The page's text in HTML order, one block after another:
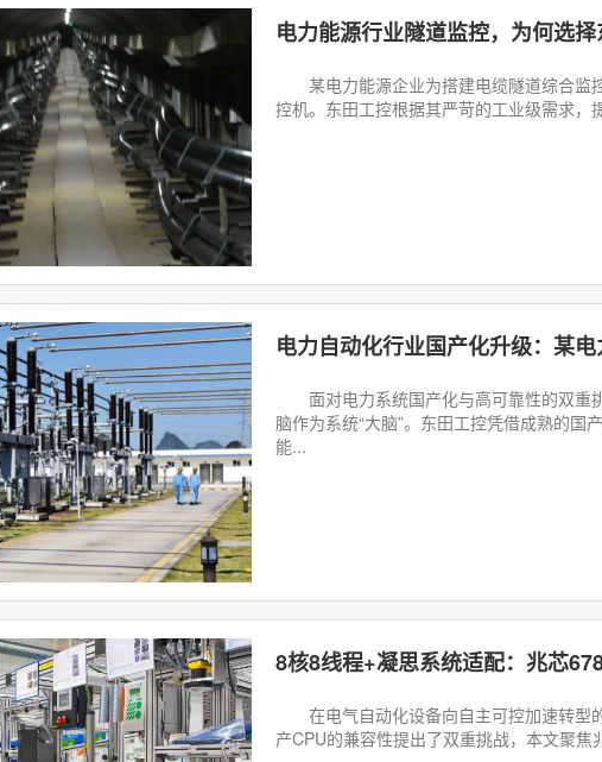
电力能源行业隧道监控，为何选择
某电力能源企业为搭建电缆隧道综合监
控机。东田工控根据其严苛的工业级需求，
面对电力系统国产化与高可靠性的双重
脑作为系统“大脑”。东田工控凭借成熟的国
能...
在电气自动化设备向自主可控加速转型
产CPU的兼容性提出了双重挑战，本文聚